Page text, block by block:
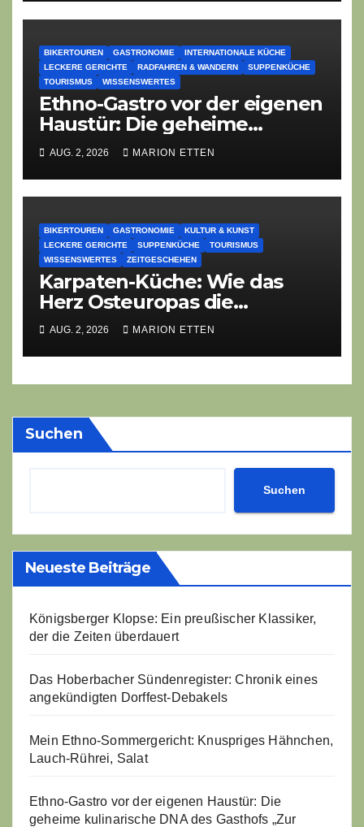
BIKERTOUREN GASTRONOMIE
INTERNATIONALE KÜCHE
LECKERE GERICHTE
RADFAHREN & WANDERN
SUPPENKÜCHE
TOURISMUS
WISSENSWERTES
Ethno-Gastro vor der eigenen
Haustür: Die geheime
kulinarische DNA des
Gasthofs „Zur Eiche“
AUG. 2, 2026 MARION ETTEN
BIKERTOUREN GASTRONOMIE
KULTUR & KUNST
LECKERE GERICHTE
SUPPENKÜCHE
TOURISMUS
WISSENSWERTES
ZEITGESCHEHEN
Karpaten-Küche: Wie das
Herz Osteuropas die
moderne Ethno-Gastronomie
erobert
AUG. 2, 2026 MARION ETTEN
Suchen
Suchen
Neueste Beiträge
Königsberger Klopse: Ein preußischer Klassiker,
der die Zeiten überdauert
Das Hoberbacher Sündenregister: Chronik eines
angekündigten Dorffest-Debakels
Mein Ethno-Sommergericht: Knuspriges Hähnchen,
Lauch-Rührei, Salat
Ethno-Gastro vor der eigenen Haustür: Die
geheime kulinarische DNA des Gasthofs „Zur